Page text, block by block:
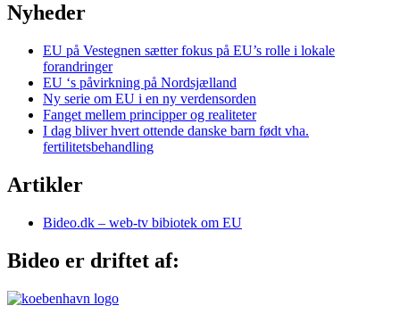
Nyheder
EU på Vestegnen sætter fokus på EU’s rolle i lokale
forandringer
EU ‘s påvirkning på Nordsjælland
Ny serie om EU i en ny verdensorden
Fanget mellem principper og realiteter
I dag bliver hvert ottende danske barn født vha.
fertilitetsbehandling
Artikler
Bideo.dk – web-tv bibiotek om EU
Bideo er driftet af: